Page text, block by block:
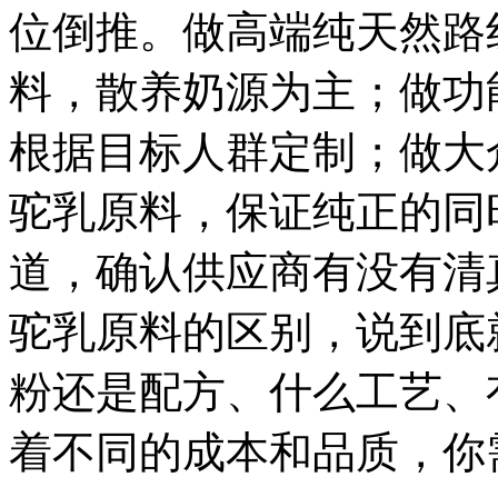
位倒推。做高端纯天然
料，散养奶源为主；做
根据目标人群定制；做
驼乳原料，保证纯正的
道，确认供应商有没有
驼乳原料的区别，说到
粉还是配方、什么工艺
着不同的成本和品质，